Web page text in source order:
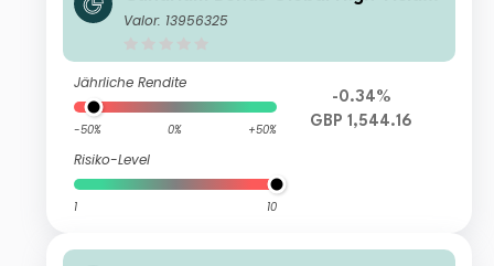
lass S(Q) H GBP Dis
Valor: 13956325
Jährliche Rendite
-50% 0% +50%
Risiko-Level
1 10
-0.34%
GBP 1,544.16